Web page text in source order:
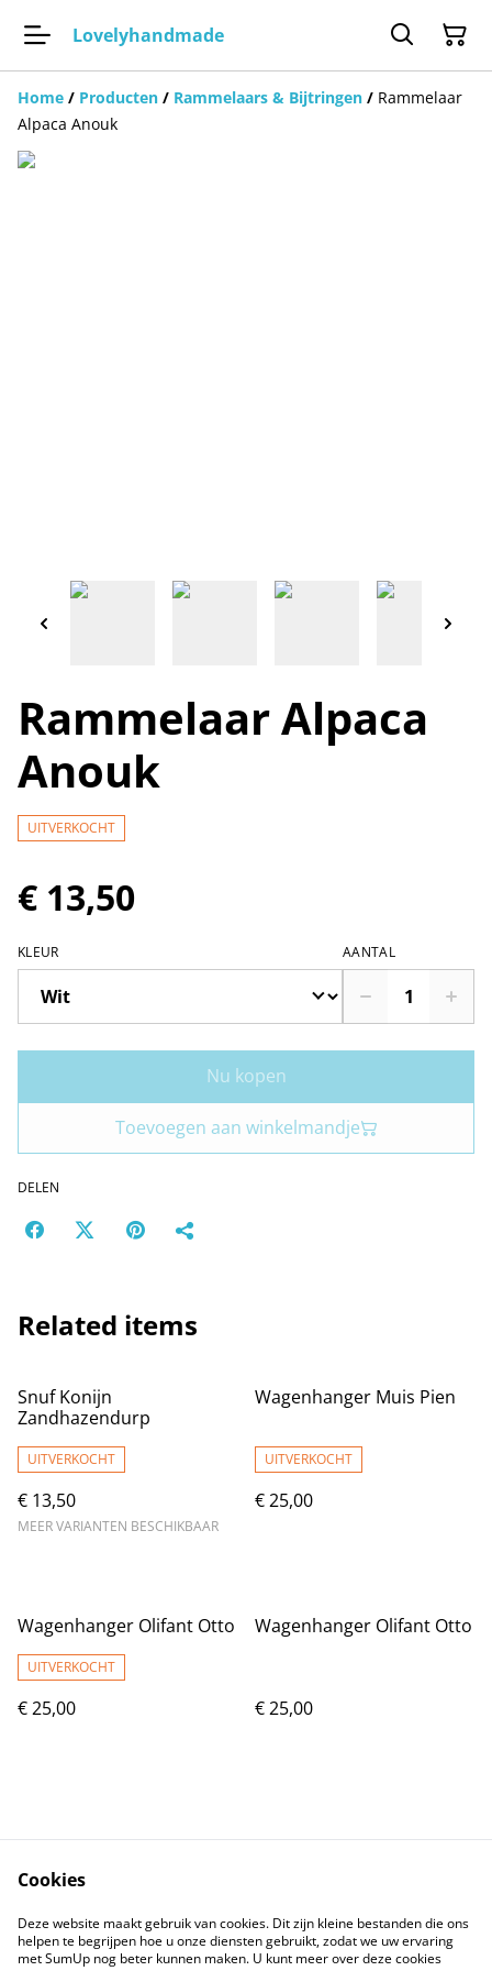
Lovelyhandmade
Home / Producten / Rammelaars & Bijtringen / Rammelaar
Alpaca Anouk
Rammelaar Alpaca
Anouk
UITVERKOCHT
€ 13,50
KLEUR AANTAL
Nu kopen
Toevoegen aan winkelmandje
DELEN
Related items
Snuf Konijn
Zandhazendurp
UITVERKOCHT
€ 13,50
MEER VARIANTEN BESCHIKBAAR
Wagenhanger Muis Pien
UITVERKOCHT
€ 25,00
Wagenhanger Olifant Otto
UITVERKOCHT
€ 25,00
Wagenhanger Olifant Otto
€ 25,00
Contact
Voorwaarden
Privacybeleid
Cookiebeleid
Cookies
Deze website maakt gebruik van cookies. Dit zijn kleine bestanden die ons
helpen te begrijpen hoe u onze diensten gebruikt, zodat we uw ervaring
met SumUp nog beter kunnen maken. U kunt meer over deze cookies